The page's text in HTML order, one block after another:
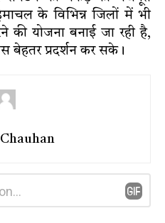
के विभिन्न जिलों में भी
की योजना बनाई जा रही है,
बेहतर प्रदर्शन कर सके।